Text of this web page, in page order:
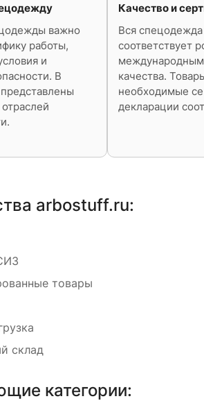
важно
работы,
и
В
Качество и
Вся спецодежда
соответствует
международным
качества.
необходимые
декларации
arbostuff.ru:
товары
склад
категории: